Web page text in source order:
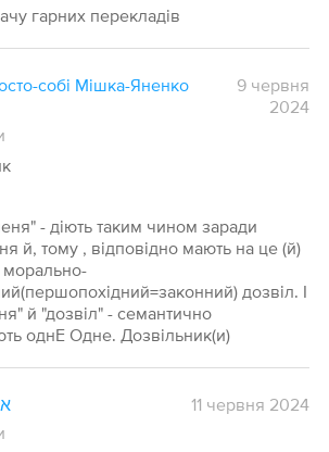
гарних перекладів
собі Мішка-Яненко
9 червня
2024
- діють таким чином заради
й, тому , відповідно мають на це (й)
дозвіл. І
й "дозвіл" - семантично
однЕ Одне. Дозвільник(и)
11 червня 2024